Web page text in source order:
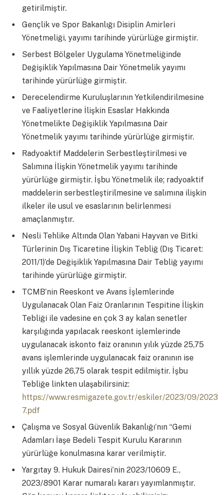
getirilmiştir.
Gençlik ve Spor Bakanlığı Disiplin Amirleri
Yönetmeliği, yayımı tarihinde yürürlüğe girmiştir.
Serbest Bölgeler Uygulama Yönetmeliğinde
Değişiklik Yapılmasına Dair Yönetmelik yayımı
tarihinde yürürlüğe girmiştir.
Derecelendirme Kuruluşlarının Yetkilendirilmesine
ve Faaliyetlerine İlişkin Esaslar Hakkında
Yönetmelikte Değişiklik Yapılmasına Dair
Yönetmelik yayımı tarihinde yürürlüğe girmiştir.
Radyoaktif Maddelerin Serbestleştirilmesi ve
Salımına İlişkin Yönetmelik yayımı tarihinde
yürürlüğe girmiştir. İşbu Yönetmelik ile; radyoaktif
maddelerin serbestleştirilmesine ve salımına ilişkin
ilkeler ile usul ve esaslarının belirlenmesi
amaçlanmıştır.
Nesli Tehlike Altında Olan Yabani Hayvan ve Bitki
Türlerinin Dış Ticaretine İlişkin Tebliğ (Dış Ticaret:
2011/1)’de Değişiklik Yapılmasına Dair Tebliğ yayımı
tarihinde yürürlüğe girmiştir.
TCMB’nin Reeskont ve Avans İşlemlerinde
Uygulanacak Olan Faiz Oranlarının Tespitine İlişkin
Tebliği ile vadesine en çok 3 ay kalan senetler
karşılığında yapılacak reeskont işlemlerinde
uygulanacak iskonto faiz oranının yılık yüzde 25,75
avans işlemlerinde uygulanacak faiz oranının ise
yıllık yüzde 26,75 olarak tespit edilmiştir. İşbu
Tebliğe linkten ulaşabilirsiniz:
https://www.resmigazete.gov.tr/eskiler/2023/09/
7.pdf
Çalışma ve Sosyal Güvenlik Bakanlığı’nın “Gemi
Adamları İaşe Bedeli Tespit Kurulu Kararının
yürürlüğe konulmasına karar verilmiştir.
Yargıtay 9. Hukuk Dairesi’nin 2023/10609 E.,
2023/8901 Karar numaralı kararı yayımlanmıştır.